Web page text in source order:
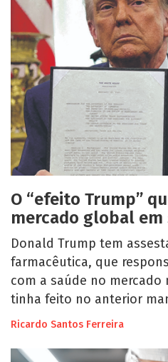
O “efeito Trump”
mercado global em
Donald Trump tem
farmacêutica, que
com a saúde no mercado
tinha feito no anterior
Ricardo Santos Ferreira